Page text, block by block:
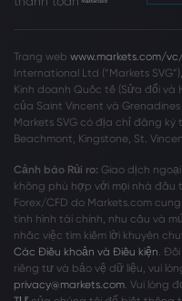
Trang web www.markets.com/
International Ltd (“Markets
Kinh doanh Quốc tế (Sửa đổi
của Saint Vincent và
Markets SVG có địa chỉ đăng ký
Beachmont, Kingstone, St.
Cảnh báo Rủi ro: Giao dịch
không phù hợp với mọi nhà
Forex/CFD do Markets.com
tình hình tài chính, nhu cầu và
nhắc việc tìm kiếm lời khuyên
Các Điều khoản và Điều kiện.
riêng tư và bảo vệ dữ liệu, vui
privacy@markets.com. Vui lòng